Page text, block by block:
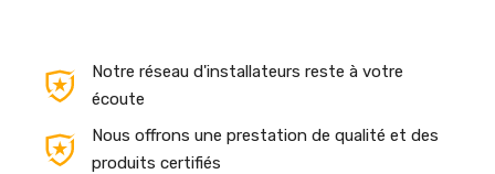
Notre réseau d'installateurs reste à votre
écoute
Nous offrons une prestation de qualité et des
produits certifiés